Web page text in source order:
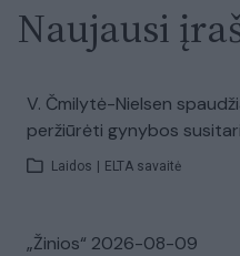
Naujausi
V. Čmilytė-Nielsen
peržiūrėti gynybos
Laidos ELTA savaitė
„Žinios“ 2026-08-09